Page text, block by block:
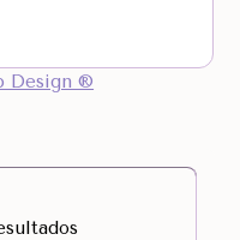
Design ®